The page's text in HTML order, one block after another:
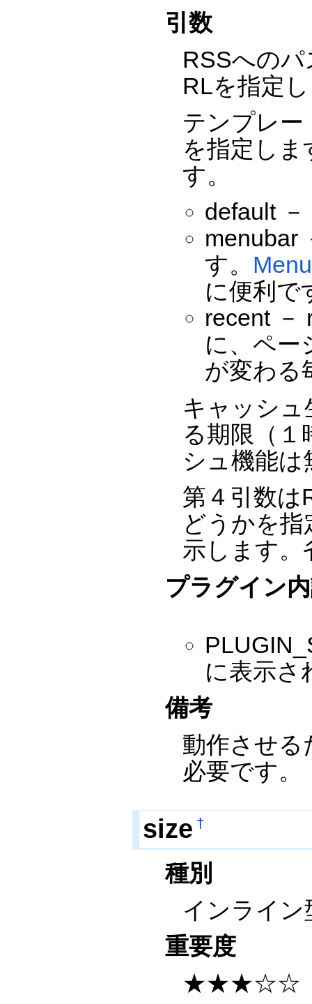
引数
RSSへの
RLを指定
テンプレー
を指定し
す。
default
menubar
す。
に便利で
recent －
に、ペー
が変わる
キャッシ
る期限（１
シュ機能は
第４引数は
どうかを
示します。
プラグイン
に表示さ
備考
動作させる
必要です。
size †
種別
インライ
重要度
★★★☆☆